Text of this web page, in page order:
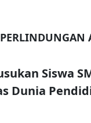
Siswa
Dunia